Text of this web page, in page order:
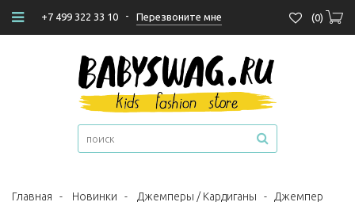
+7 499 322 33 10 - Перезвоните мне (0)
Главная - Новинки - Джемперы / Кардиганы - Джемпер